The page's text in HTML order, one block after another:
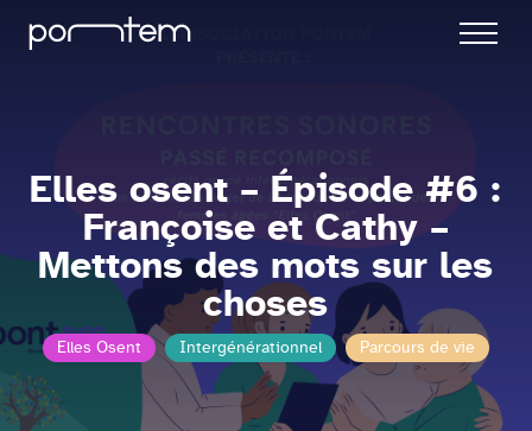
Elles osent – Épisode #6 :
Françoise et Cathy –
Mettons des mots sur les
choses
Elles Osent Intergénérationnel Parcours de vie